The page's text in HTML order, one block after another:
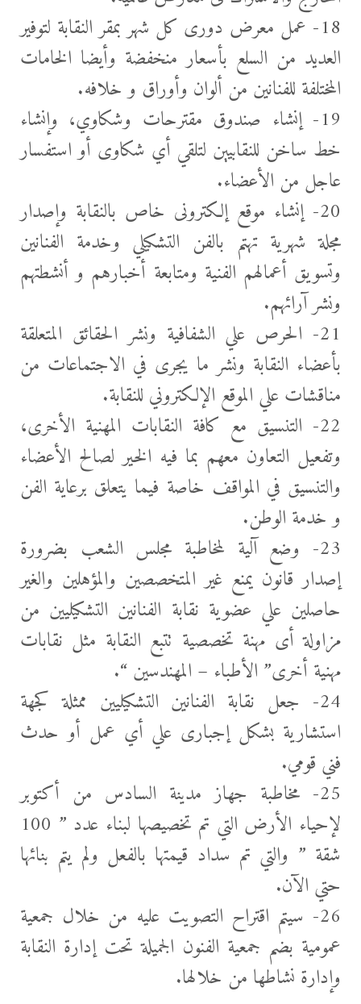
18- عمل معرض دورى كل شهر بمقر النقابة لتوفير
العديد من السلع بأسعار منخفضة وأيضا الخامات
المختلفة للفنانين من ألوان وأوراق و خلافه.
19- إنشاء صندوق مقترحات وشكاوي، وإنشاء
خط ساخن للنقابيين لتلقي أي شكاوى أو استفسار
عاجل من الأعضاء.
20- إنشاء موقع إلكترونى خاص بالنقابة وإصدار
مجلة شهرية تهتم بالفن التشكيلي وخدمة الفنانين
وتسويق أعمالهم الفنية ومتابعة أخبارهم و أنشطتهم
ونشر آرائهم.
21- الحرص علي الشفافية ونشر الحقائق المتعلقة
بأعضاء النقابة ونشر ما يجرى في الاجتماعات من
مناقشات علي الموقع الإلكتروني للنقابة.
22- التنسيق مع كافة النقابات المهنية الأخرى،
وتفعيل التعاون معهم بما فيه الخير لصالح الأعضاء
والتنسيق في المواقف خاصة فيما يتعلق برعاية الفن
و خدمة الوطن.
23- وضع آلية لمخاطبة مجلس الشعب بضرورة
إصدار قانون يمنع غير المتخصصين والمؤهلين والغير
حاصلين علي عضوية نقابة الفنانين التشكيليين من
مزاولة أى مهنة تخصصية تتبع النقابة مثل نقابات
مهنية أخرى” الأطباء – المهندسين “.
24- جعل نقابة الفنانين التشكيليين ممثلة كجهة
استشارية بشكل إجبارى علي أي عمل أو حدث
فني قومي.
25- مخاطبة جهاز مدينة السادس من أكتوبر
لإحياء الأرض التي تم تخصيصها لبناء عدد ” 100
شقة ” والتي تم سداد قيمتها بالفعل ولم يتم بنائها
حتي الآن.
26- سيتم اقتراح التصويت عليه من خلال جمعية
عمومية بضم جمعية الفنون الجميلة تحت إدارة النقابة
وإدارة نشاطها من خلالها.